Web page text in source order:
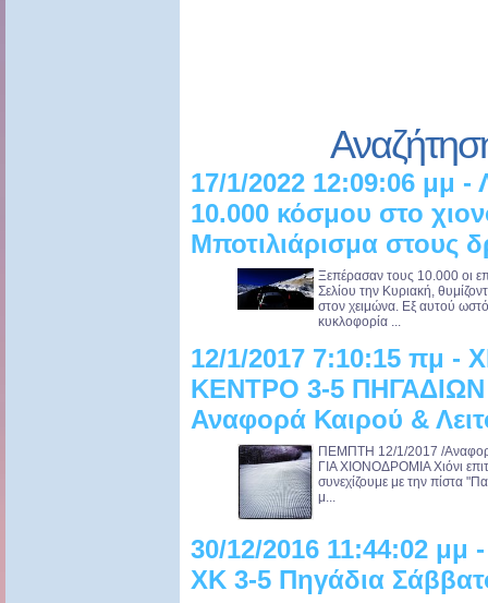
17/1/2022 12:09:06 μμ
10.000 κόσμου στο
Μποτιλιάρισμα στους
Ξεπέρασαν τους 10.000 οι
Σελίου την Κυριακή,
στον χειμώνα. Εξ αυτού
κυκλοφορία ...
12/1/2017 7:10:15 πμ
ΚΕΝΤΡΟ 3-5
Αναφορά Καιρού &
ΠΕΜΠΤΗ 12/1/2017 /
ΓΙΑ ΧΙΟΝΟΔΡΟΜΙΑ Χιόνι
συνεχίζουμε με την πίστα
μ...
30/12/2016 11:44:02 μμ
ΧΚ 3-5 Πηγάδια